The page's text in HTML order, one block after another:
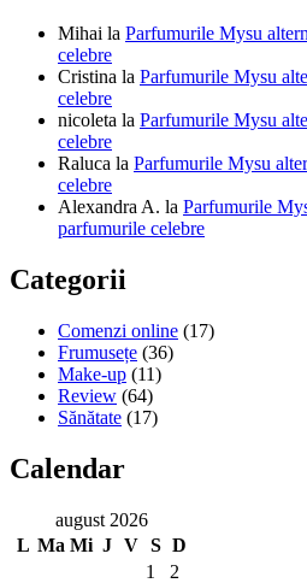
Mihai la Parfumurile Mysu
celebre
Cristina la Parfumurile Mysu
celebre
nicoleta la Parfumurile Mysu
celebre
Raluca la Parfumurile Mysu
celebre
Alexandra A. la Parfumurile
parfumurile celebre
Categorii
Comenzi online (17)
Frumusețe (36)
Make-up (11)
Review (64)
Sănătate (17)
Calendar
august 2026
L Ma Mi J V S D
1
2